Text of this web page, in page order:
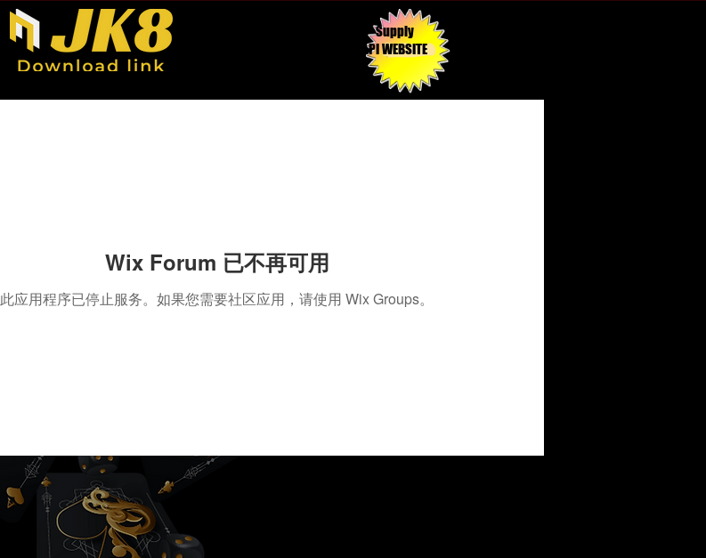
Supply
API WEBSITE
Wix Forum 已不再可用
此应用程序已停止服务。如果您需要社区应用，请使用 Wix Groups。